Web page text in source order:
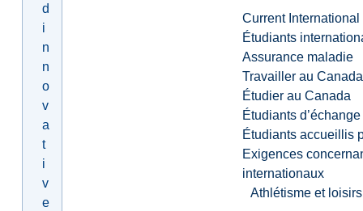
Current International
Étudiants
Assurance maladie
Travailler au Canada
Étudier au Canada
Étudiants
Étudiants accueillis
Exigences
internationaux
Athlétisme et
d
i
n
n
o
v
a
t
i
v
e